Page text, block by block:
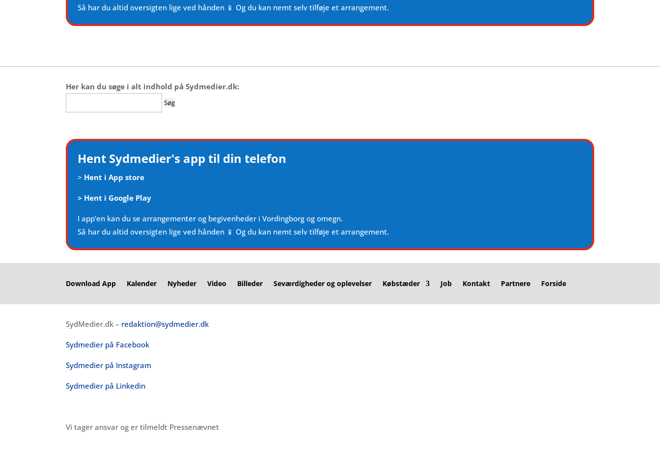
Så har du altid oversigten lige ved hånden 📱 Og du kan nemt selv tilføje et arrangement.
Her kan du søge i alt indhold på Sydmedier.dk:
efter:
Hent Sydmedier's app til din telefon
> Hent i App store
> Hent i Google Play
I app’en kan du se arrangementer og begivenheder i Vordingborg og omegn.
Så har du altid oversigten lige ved hånden 📱 Og du kan nemt selv tilføje et arrangement.
Download App Kalender Nyheder Video Billeder Seværdigheder og oplevelser Købstæder Job Kontakt Partnere Forside
SydMedier.dk – redaktion@sydmedier.dk
Sydmedier på Facebook
Sydmedier på Instagram
Sydmedier på Linkedin
Vi tager ansvar og er tilmeldt Pressenævnet